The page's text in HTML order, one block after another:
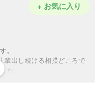
。
輩出し続ける相撲どころで
た。
+ お気に入り